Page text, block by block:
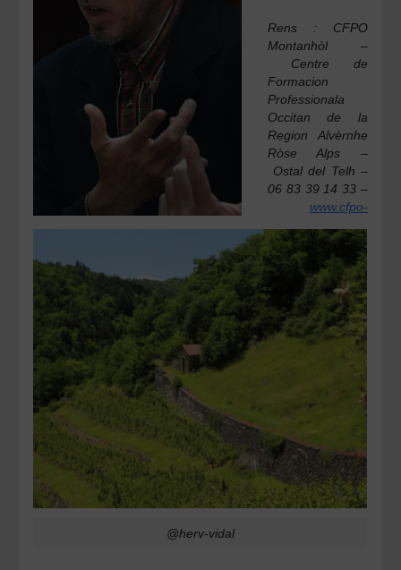
@herv-vidal
Rens : CFPO
Montanhòl –
Centre de
Formacion
Professionala
Occitan de la
Region Alvèrnhe
Ròse Alps –
Ostal del Telh –
06 83 39 14 33 –
www.cfpo-